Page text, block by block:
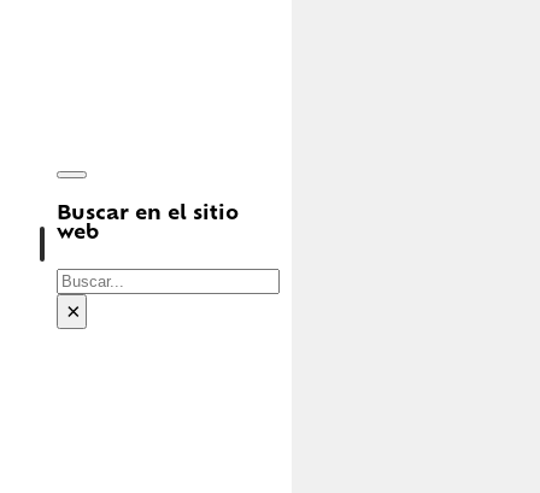
Buscar en el sitio
web
Buscar
×